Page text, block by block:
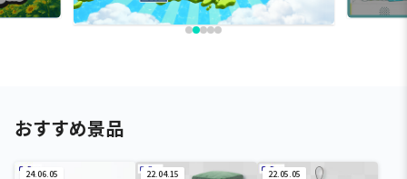
おすすめ景品
24.06.05 22.04.15 22.05.05